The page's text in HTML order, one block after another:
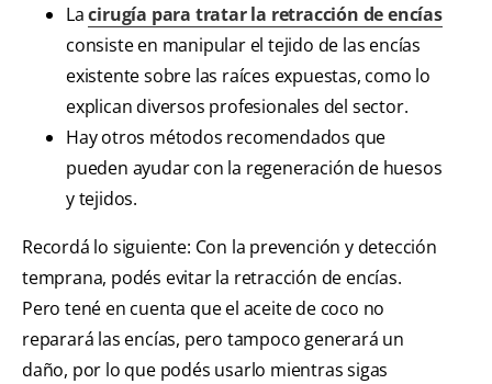
Lacirugía para tratar la retracción de encías
consiste en manipular el tejido de las encías
existente sobre las raíces expuestas, como lo
explican diversos profesionales del sector.
Hay otros métodos recomendados que
pueden ayudar con la regeneración de huesos
y tejidos.
Recordá lo siguiente: Con la prevención y detección
temprana, podés evitar la retracción de encías.
Pero tené en cuenta que el aceite de coco no
reparará las encías, pero tampoco generará un
daño, por lo que podés usarlo mientras sigas